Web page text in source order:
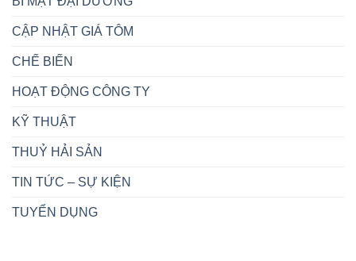
CẬP NHẬT GIÁ TÔM
CHẾ BIẾN
HOẠT ĐỘNG CÔNG TY
KỸ THUẬT
THUỶ HẢI SẢN
TIN TỨC – SỰ KIỆN
TUYỂN DỤNG